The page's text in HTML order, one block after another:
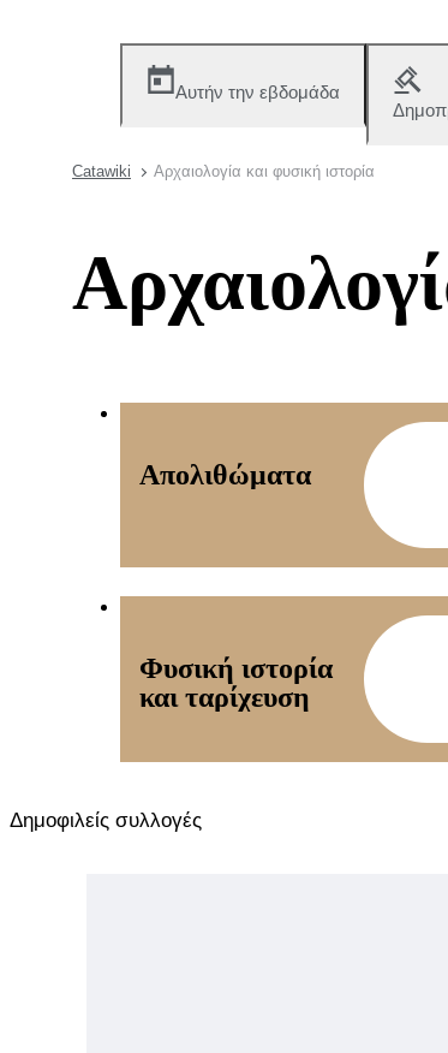
Αυτήν την εβδομάδα
Catawiki Αρχαιολογία και φυσική ιστορία
Απολιθώματα
Φυσική ιστορία
και ταρίχευση
Δημοφιλείς συλλογές